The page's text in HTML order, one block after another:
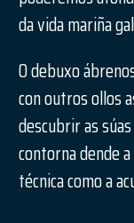
da vida mariña
O debuxo
con outros ollos
descubrir as
contorna dende
técnica como a